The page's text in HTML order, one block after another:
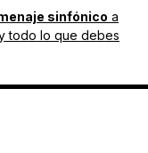
sinfónico a
todo lo que debes